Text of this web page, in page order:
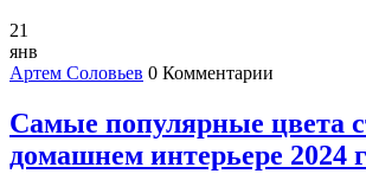
21
янв
Артем Соловьев 0 Комментарии
Самые популярные цвета
домашнем интерьере 2024